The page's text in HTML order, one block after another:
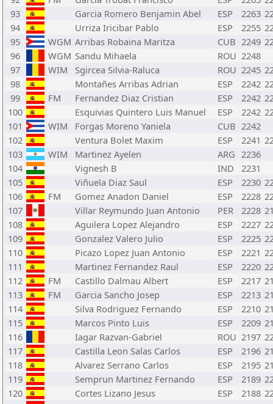
93
Garcia Romero Benjamin Abel ESP 2263
94
Urriza Iricibar Pablo ESP 2255
95
WGM Arribas Robaina Maritza CUB 2249
96
WGM Sandu Mihaela ROU 2248
97
WIM Sgircea Silvia-Raluca ROU 2245
98
Montañes Arribas Adrian ESP 2242
99
FM Fernandez Diaz Cristian ESP 2242
100
Esquivias Quintero Luis Manuel ESP 2242
101
WIM Forgas Moreno Yaniela CUB 2242
102
Ventura Bolet Maxim ESP 2241
103
WIM Martinez Ayelen ARG 2236
104
Vignesh B IND
2231
105
Viñuela Diaz Saul ESP 2230
106
FM Gomez Anadon Daniel ESP 2228
107
Villar Reymundo Juan Antonio PER 2228
108
Aguilera Lopez Alejandro ESP 2227
109
Gonzalez Valero Julio ESP 2225
110
Picazo Lopez Juan Antonio ESP 2221
111
Martinez Fernandez Raul ESP 2220
112
FM Castillo Dalmau Albert ESP 2217
113
FM Garcia Sancho Josep ESP 2213
114
Silva Rodriguez Fernando ESP 2210
115
Marcos Pinto Luis ESP 2209
116
Iagar Razvan-Gabriel ROU 2197
117
Castilla Leon Salas Carlos ESP 2196
118
Alvarez Serrano Carlos ESP 2195
119
Semprun Martinez Fernando ESP 2189
120
Cortes Lizano Jesus ESP 2188